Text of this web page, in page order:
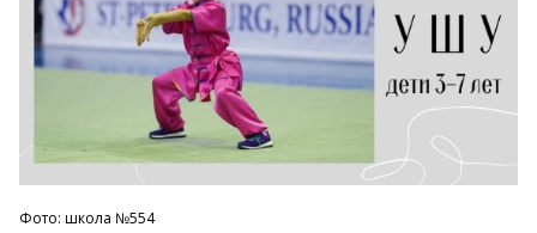
Фото: школа №554